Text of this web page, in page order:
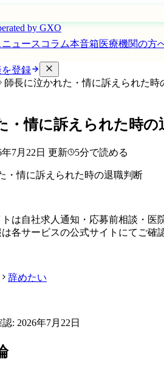
by GXO
ニュース コラム本音箱医療機関の方
登録
師長に泣かれた・情に訴えられた時
・情に訴えられた時の
年7月22日 更新 5分で読める
トは自社求人通知・応募前相談・
各サービスの公式サイトにてご確
辞めたい
認: 2026年7月22日